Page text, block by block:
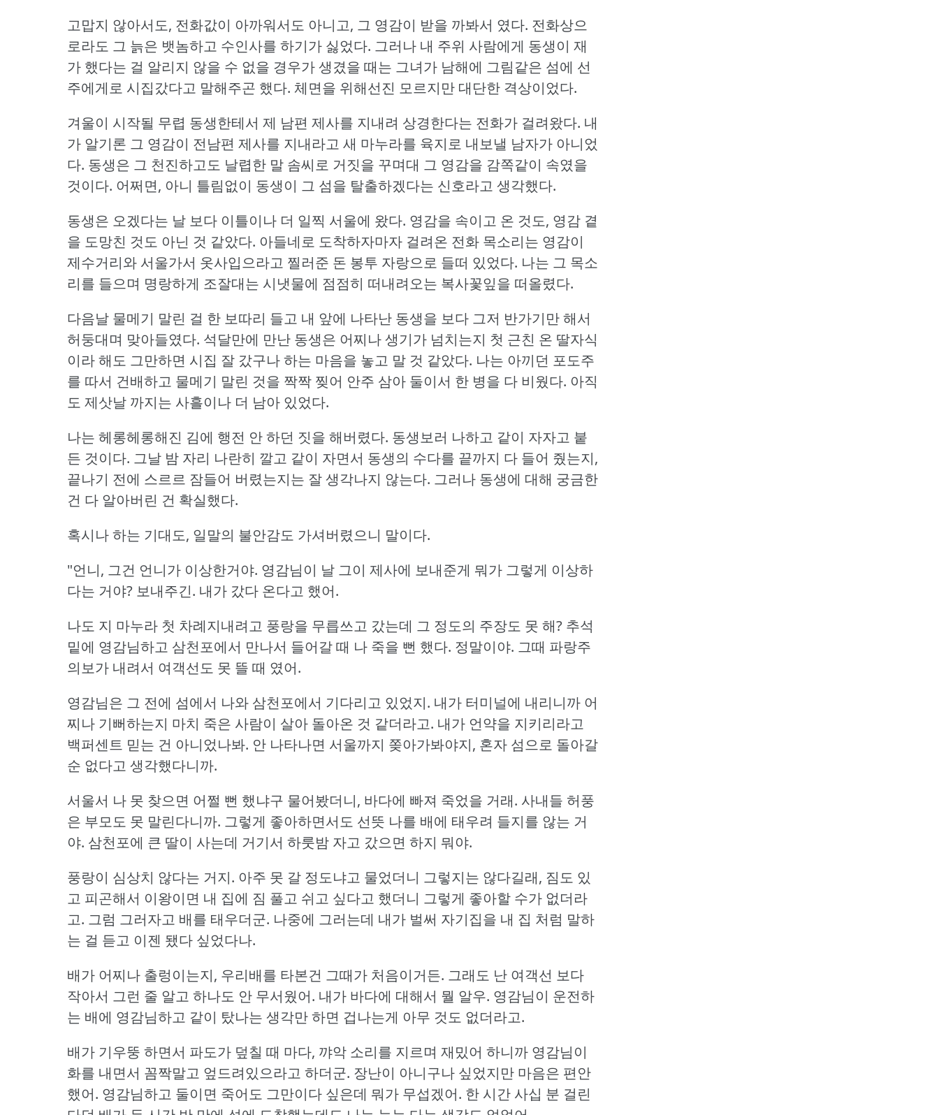
고맙지 않아서도, 전화값이 아까워서도 아니고, 그 영감이 받을 까봐서 였다. 전화상으
로라도 그 늙은 뱃놈하고 수인사를 하기가 싫었다. 그러나 내 주위 사람에게 동생이 재
가 했다는 걸 알리지 않을 수 없을 경우가 생겼을 때는 그녀가 남해에 그림같은 섬에 선
주에게로 시집갔다고 말해주곤 했다. 체면을 위해선진 모르지만 대단한 격상이었다.
겨울이 시작될 무렵 동생한테서 제 남편 제사를 지내려 상경한다는 전화가 걸려왔다. 내
가 알기론 그 영감이 전남편 제사를 지내라고 새 마누라를 육지로 내보낼 남자가 아니었
다. 동생은 그 천진하고도 날렵한 말 솜씨로 거짓을 꾸며대 그 영감을 감쪽같이 속였을
것이다. 어쩌면, 아니 틀림없이 동생이 그 섬을 탈출하겠다는 신호라고 생각했다.
동생은 오겠다는 날 보다 이틀이나 더 일찍 서울에 왔다. 영감을 속이고 온 것도, 영감 곁
을 도망친 것도 아닌 것 같았다. 아들네로 도착하자마자 걸려온 전화 목소리는 영감이
제수거리와 서울가서 옷사입으라고 찔러준 돈 봉투 자랑으로 들떠 있었다. 나는 그 목소
리를 들으며 명랑하게 조잘대는 시냇물에 점점히 떠내려오는 복사꽃잎을 떠올렸다.
다음날 물메기 말린 걸 한 보따리 들고 내 앞에 나타난 동생을 보다 그저 반가기만 해서
허둥대며 맞아들였다. 석달만에 만난 동생은 어찌나 생기가 넘치는지 첫 근친 온 딸자식
이라 해도 그만하면 시집 잘 갔구나 하는 마음을 놓고 말 것 같았다. 나는 아끼던 포도주
를 따서 건배하고 물메기 말린 것을 짝짝 찢어 안주 삼아 둘이서 한 병을 다 비웠다. 아직
도 제삿날 까지는 사흘이나 더 남아 있었다.
나는 헤롱헤롱해진 김에 행전 안 하던 짓을 해버렸다. 동생보러 나하고 같이 자자고 붙
든 것이다. 그날 밤 자리 나란히 깔고 같이 자면서 동생의 수다를 끝까지 다 들어 줬는지,
끝나기 전에 스르르 잠들어 버렸는지는 잘 생각나지 않는다. 그러나 동생에 대해 궁금한
건 다 알아버린 건 확실했다.
혹시나 하는 기대도, 일말의 불안감도 가셔버렸으니 말이다.
"언니, 그건 언니가 이상한거야. 영감님이 날 그이 제사에 보내준게 뭐가 그렇게 이상하
다는 거야? 보내주긴. 내가 갔다 온다고 했어.
나도 지 마누라 첫 차례지내려고 풍랑을 무릅쓰고 갔는데 그 정도의 주장도 못 해? 추석
밑에 영감님하고 삼천포에서 만나서 들어갈 때 나 죽을 뻔 했다. 정말이야. 그때 파랑주
의보가 내려서 여객선도 못 뜰 때 였어.
영감님은 그 전에 섬에서 나와 삼천포에서 기다리고 있었지. 내가 터미널에 내리니까 어
찌나 기뻐하는지 마치 죽은 사람이 살아 돌아온 것 같더라고. 내가 언약을 지키리라고
백퍼센트 믿는 건 아니었나봐. 안 나타나면 서울까지 쫒아가봐야지, 혼자 섬으로 돌아갈
순 없다고 생각했다니까.
서울서 나 못 찾으면 어쩔 뻔 했냐구 물어봤더니, 바다에 빠져 죽었을 거래. 사내들 허풍
은 부모도 못 말린다니까. 그렇게 좋아하면서도 선뜻 나를 배에 태우려 들지를 않는 거
야. 삼천포에 큰 딸이 사는데 거기서 하룻밤 자고 갔으면 하지 뭐야.
풍랑이 심상치 않다는 거지. 아주 못 갈 정도냐고 물었더니 그렇지는 않다길래, 짐도 있
고 피곤해서 이왕이면 내 집에 짐 풀고 쉬고 싶다고 했더니 그렇게 좋아할 수가 없더라
고. 그럼 그러자고 배를 태우더군. 나중에 그러는데 내가 벌써 자기집을 내 집 처럼 말하
는 걸 듣고 이젠 됐다 싶었다나.
배가 어찌나 출렁이는지, 우리배를 타본건 그때가 처음이거든. 그래도 난 여객선 보다
작아서 그런 줄 알고 하나도 안 무서웠어. 내가 바다에 대해서 뭘 알우. 영감님이 운전하
는 배에 영감님하고 같이 탔나는 생각만 하면 겁나는게 아무 것도 없더라고.
배가 기우뚱 하면서 파도가 덮칠 때 마다, 꺄악 소리를 지르며 재밌어 하니까 영감님이
화를 내면서 꼼짝말고 엎드려있으라고 하더군. 장난이 아니구나 싶었지만 마음은 편안
했어. 영감님하고 둘이면 죽어도 그만이다 싶은데 뭐가 무섭겠어. 한 시간 사십 분 걸린